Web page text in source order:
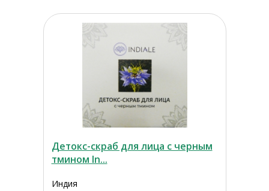
Детокс-скраб для лица с черным
тмином In...
Индия